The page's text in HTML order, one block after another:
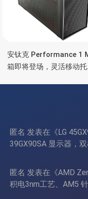
安钛克 Performance 1
箱即将登场，灵活移动托
匿名 发表在《LG
39GX90SA 显示器，
匿名 发表在《AMD
积电3nm工艺、AM5